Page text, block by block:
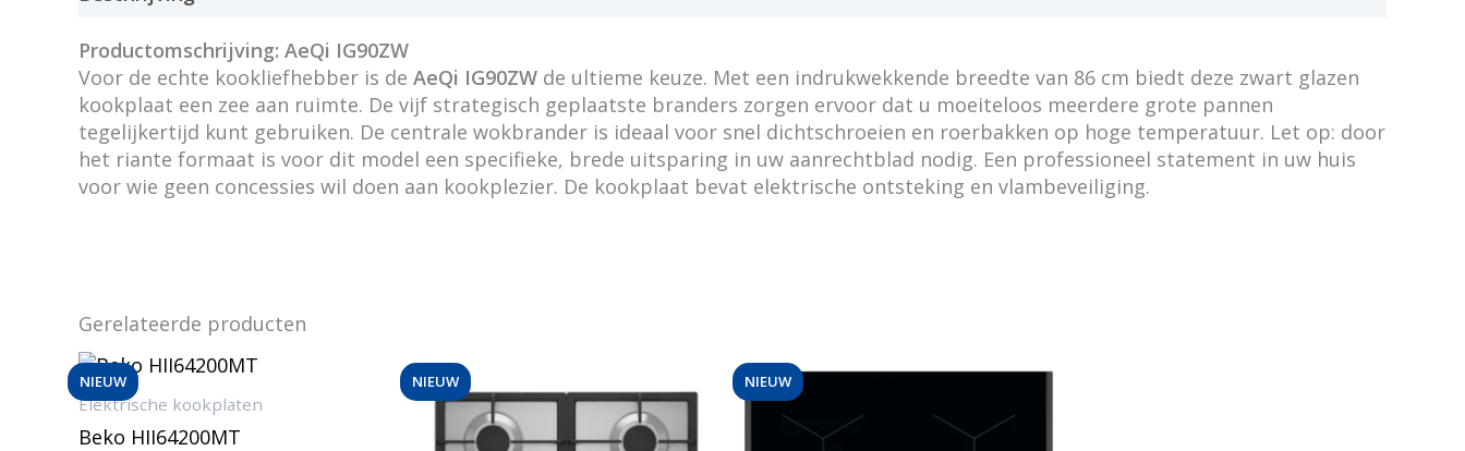
Productomschrijving: AeQi IG90ZW
Voor de echte kookliefhebber is de AeQi IG90ZW de ultieme keuze. Met een indrukwekkende breedte van 86 cm biedt deze zwart glazen
kookplaat een zee aan ruimte. De vijf strategisch geplaatste branders zorgen ervoor dat u moeiteloos meerdere grote pannen
tegelijkertijd kunt gebruiken. De centrale wokbrander is ideaal voor snel dichtschroeien en roerbakken op hoge temperatuur. Let op: door
het riante formaat is voor dit model een specifieke, brede uitsparing in uw aanrechtblad nodig. Een professioneel statement in uw huis
voor wie geen concessies wil doen aan kookplezier. De kookplaat bevat elektrische ontsteking en vlambeveiliging.
Gerelateerde producten
NIEUW
Elektrische kookplaten
Beko HII64200MT
NIEUW NIEUW